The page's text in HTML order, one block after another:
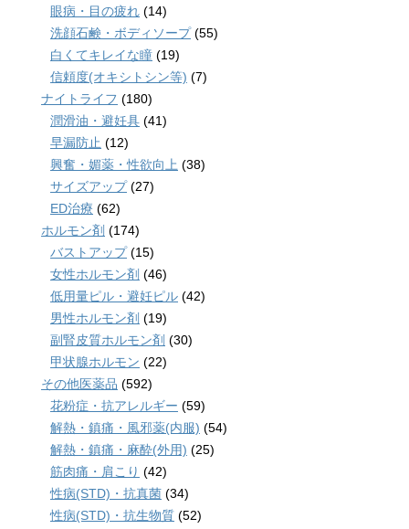
眼病・目の疲れ (14)
洗顔石鹸・ボディソープ(55)
白くてキレイな瞳 (19)
信頼度(オキシトシン等) (7)
ナイトライフ (180)
潤滑油・避妊具 (41)
早漏防止 (12)
興奮・媚薬・性欲向上 (38)
サイズアップ(27)
ED治療 (62)
ホルモン剤 (174)
バストアップ(15)
女性ホルモン剤 (46)
低用量ピル・避妊ピル (42)
男性ホルモン剤 (19)
副腎皮質ホルモン剤 (30)
甲状腺ホルモン (22)
その他医薬品 (592)
花粉症・抗アレルギー (59)
解熱・鎮痛・風邪薬(内服) (54)
解熱・鎮痛・麻酔(外用) (25)
筋肉痛・肩こり (42)
性病(STD)・抗真菌 (34)
性病(STD)・抗生物質 (52)